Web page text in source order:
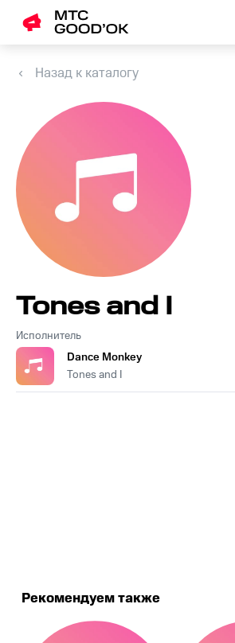
Назад к каталогу
Исполнитель
Tones and I
Dance Monkey
Tones and I
Рекомендуем также